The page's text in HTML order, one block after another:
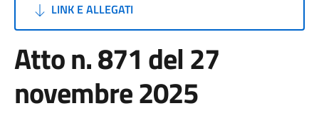
LINK E ALLEGATI
Atto n. 871 del 27
novembre 2025